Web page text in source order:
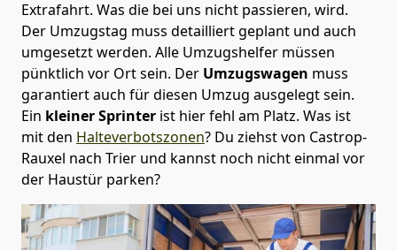
Extrafahrt. Was die bei uns nicht passieren, wird.
Der Umzugstag muss detailliert geplant und auch
umgesetzt werden. Alle Umzugshelfer müssen
pünktlich vor Ort sein. Der Umzugswagen muss
garantiert auch für diesen Umzug ausgelegt sein.
Ein kleiner Sprinter ist hier fehl am Platz. Was ist
mit den Halteverbotszonen? Du ziehst von Castrop-
Rauxel nach Trier und kannst noch nicht einmal vor
der Haustür parken?